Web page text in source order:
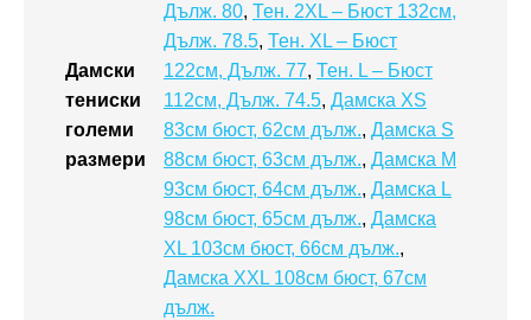
Дамски
тениски
големи
размери
Дълж. 80, Тен. 2XL – Бюст 132см,
Дълж. 78.5, Тен. XL – Бюст
122см, Дълж. 77, Тен. L – Бюст
112см, Дълж. 74.5, Дамска XS
83см бюст, 62см дълж., Дамска S
88см бюст, 63см дълж., Дамска M
93см бюст, 64см дълж., Дамска L
98см бюст, 65см дълж., Дамска
XL 103см бюст, 66см дълж.,
Дамска XXL 108см бюст, 67см
дълж.